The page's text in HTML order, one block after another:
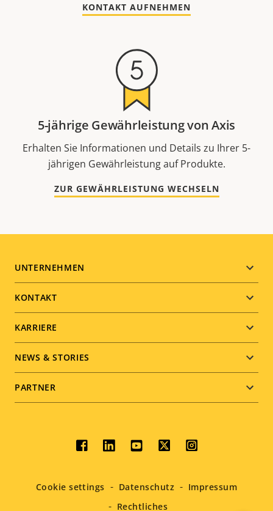
KONTAKT AUFNEHMEN
5-jährige Gewährleistung von Axis
Erhalten Sie Informationen und Details zu Ihrer 5-
jährigen Gewährleistung auf Produkte.
ZUR GEWÄHRLEISTUNG WECHSELN
Footer
menu
UNTERNEHMEN
KONTAKT
KARRIERE
NEWS & STORIES
PARTNER
Social
menu
Cookie settings Datenschutz
Impressum
Rechtliches